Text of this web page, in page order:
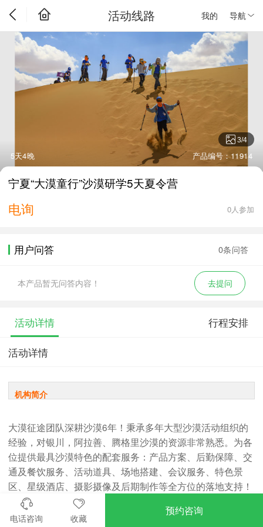
我的 导航
活动线路
3/4
5天4晚 产品编号：11914
宁夏“大漠童行”沙漠研学5天夏令营
电询 0人参加
用户问答 0条问答
本产品暂无问答内容！ 去提问
活动详情 行程安排
活动详情
机构简介
大漠征途团队深耕沙漠6年！秉承多年大型沙漠活动组织的
经验，对银川，阿拉善、腾格里沙漠的资源非常熟悉。为各
位提供最具沙漠特色的配套服务：产品方案、后勤保障、交
通及餐饮服务、活动道具、场地搭建、会议服务、特色景
区、星级酒店、摄影摄像及后期制作等全方位的落地支持！
另外，大漠征途与内蒙古阿拉善基层政府，建立政企合作机
制，强化沙漠团建服务水平
电话咨询 收藏
预约咨询